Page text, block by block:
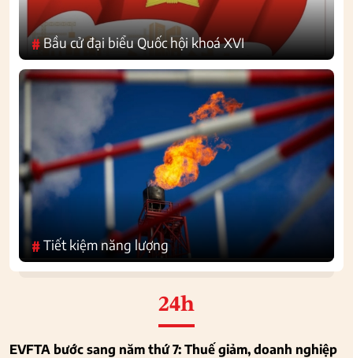
#Bầu cử đại biểu Quốc hội khoá XVI
#Tiết kiệm năng lượng
24h
EVFTA bước sang năm thứ 7: Thuế giảm, doanh nghiệp